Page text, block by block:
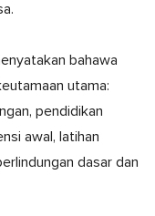
bahawa
utama:
pendidikan
awal, latihan
dasar dan